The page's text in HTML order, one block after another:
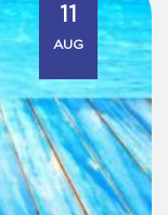
11
AUG